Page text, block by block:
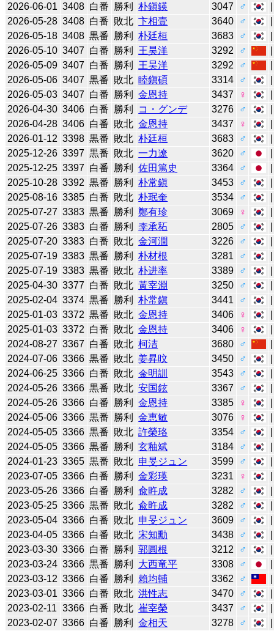
2026-06-01 3408 白番 勝利 朴鎭鍈 3047 ♂
2026-05-28 3408 白番 敗北 卞相壹 3640 ♂
2026-05-18 3408 黒番 勝利 朴廷桓 3683 ♂
2026-05-10 3407 白番 勝利 王昊洋 3292 ♂
2026-05-09 3407 白番 勝利 王昊洋 3292 ♂
2026-05-06 3407 黒番 敗北 睦鎭碩 3314 ♂
2026-05-03 3407 白番 勝利 金恩持 3437 ♀
2026-04-30 3406 白番 勝利 コ・グンデ 3276 ♂
2026-04-28 3406 白番 敗北 金恩持 3437 ♀
2026-01-12 3398 黒番 敗北 朴廷桓 3683 ♂
2025-12-26 3397 黒番 敗北 一力遼 3620 ♂
2025-12-25 3397 白番 勝利 佐田篤史 3364 ♂
2025-10-28 3392 黒番 勝利 朴常鎭 3453 ♂
2025-08-16 3385 白番 敗北 朴珉奎 3534 ♂
2025-07-27 3383 黒番 勝利 鄭有珍 3069 ♀
2025-07-26 3383 白番 勝利 李承䄷 2805 ♂
2025-07-20 3383 白番 敗北 金河潤 3226 ♂
2025-07-19 3383 黒番 勝利 朴材根 3281 ♂
2025-07-19 3383 黒番 敗北 朴进率 3389 ♂
2025-04-30 3377 白番 敗北 黃宰淵 3250 ♂
2025-02-04 3374 黒番 勝利 朴常鎭 3441 ♂
2025-01-03 3372 黒番 敗北 金恩持 3406 ♀
2025-01-03 3372 白番 敗北 金恩持 3406 ♀
2024-08-27 3367 白番 敗北 柯洁 3680 ♂
2024-07-06 3366 黒番 敗北 姜昇旼 3450 ♂
2024-06-25 3366 白番 敗北 金明訓 3543 ♂
2024-05-26 3366 黒番 敗北 安国鉉 3367 ♂
2024-05-26 3366 白番 勝利 金恩持 3385 ♀
2024-05-06 3366 黒番 勝利 金恵敏 3076 ♀
2024-05-05 3366 黒番 敗北 許榮珞 3354 ♂
2024-05-05 3366 黒番 勝利 玄釉斌 3184 ♂
2024-01-23 3365 黒番 敗北 申旻ジュン 3599 ♂
2023-07-05 3366 白番 勝利 金彩瑛 3231 ♀
2023-05-26 3366 白番 勝利 兪旿成 3282 ♂
2023-05-25 3366 黒番 敗北 兪旿成 3282 ♂
2023-05-04 3366 白番 敗北 申旻ジュン 3609 ♂
2023-04-05 3366 白番 敗北 宋知勳 3438 ♂
2023-03-30 3366 白番 勝利 郭圓根 3212 ♂
2023-03-24 3366 黒番 勝利 大西竜平 3308 ♂
2023-03-12 3366 白番 勝利 賴均輔 3362 ♂
2023-03-01 3366 白番 敗北 洪性志 3470 ♂
2023-02-11 3366 白番 敗北 崔宰榮 3437 ♂
2023-02-07 3366 白番 勝利 金相天 3278 ♂